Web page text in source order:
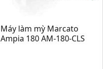
Máy làm mỳ Marcato
Ampia 180 AM-180-CLS